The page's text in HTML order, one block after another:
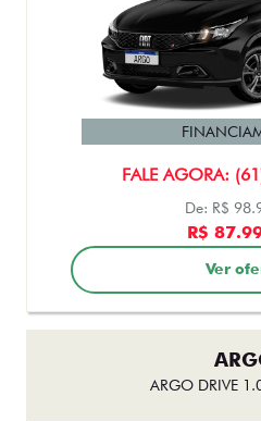
FALE AGORA:
De: R$
R$
Ver
ARGO DRIVE